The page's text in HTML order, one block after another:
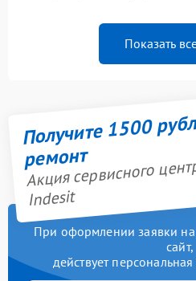
Показать
Получите 1500
ремонт
Акция сервисного
Indesit
При оформлении заявки
сайт,
действует